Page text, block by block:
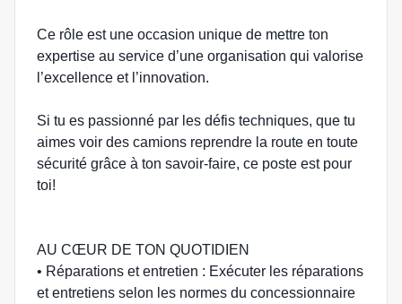
Ce rôle est une occasion unique de mettre ton
expertise au service d’une organisation qui valorise
l’excellence et l’innovation.
Si tu es passionné par les défis techniques, que tu
aimes voir des camions reprendre la route en toute
sécurité grâce à ton savoir-faire, ce poste est pour
toi!
AU CŒUR DE TON QUOTIDIEN
• Réparations et entretien : Exécuter les réparations
et entretiens selon les normes du concessionnaire